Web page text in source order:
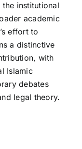
institutional
academic
effort to
a distinctive
with
Islamic
debates
legal theory.